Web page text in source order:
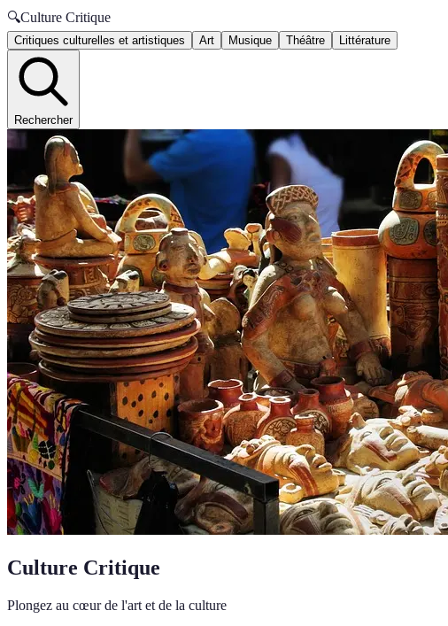
🔍Culture Critique
Critiques culturelles et artistiques Art Musique Théâtre Littérature
Rechercher
Culture Critique
Plongez au cœur de l'art et de la culture